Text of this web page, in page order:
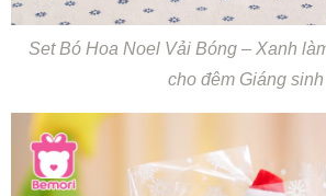
Set Bó Hoa Noel Vải Bóng – Xanh
cho đêm Giáng sinh